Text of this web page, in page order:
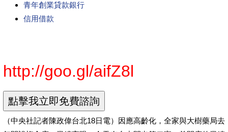
青年創業貸款銀行
信用借款
http://goo.gl/aifZ8l
（中央社記者陳政偉台北18日電）因應高齡化，全家與大樹藥局去